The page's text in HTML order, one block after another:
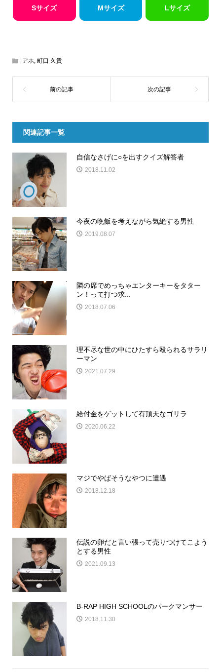
Sサイズ Mサイズ Lサイズ
アホ, 町口 久貴
関連記事一覧
自信なさげに○を出すクイズ解答者
2018.11.02
今夜の晩飯を考えながら気絶する男性
2019.08.07
隣の席でめっちゃエンターキーをタター
ン！って打つ求...
2018.07.06
理不尽な世の中にひたすら殴られるサラリ
ーマン
2021.07.29
給付金をゲットして有頂天なゴリラ
2020.06.22
マジでやばそうなやつに遭遇
2018.12.18
伝説の卵だと言い張って売りつけてこよう
とする男性
2021.09.13
B-RAP HIGH SCHOOLのパークマンサー
2018.11.30